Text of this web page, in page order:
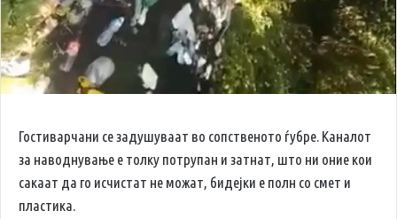
Гостиварчани се задушуваат во сопственото ѓубре. Каналот
за наводнување е толку потрупан и затнат, што ни оние кои
сакаат да го исчистат не можат, бидејки е полн со смет и
пластика.